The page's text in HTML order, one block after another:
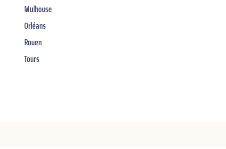
Mulhouse
Orléans
Rouen
Tours